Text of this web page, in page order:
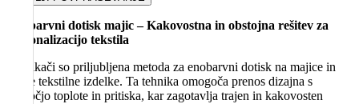
Enobarvni dotisk majic – Kakovostna in obstojna rešitev za
personalizacijo tekstila
Preslikači so priljubljena metoda za enobarvni dotisk na majice in
druge tekstilne izdelke. Ta tehnika omogoča prenos dizajna s
pomočjo toplote in pritiska, kar zagotavlja trajen in kakovosten